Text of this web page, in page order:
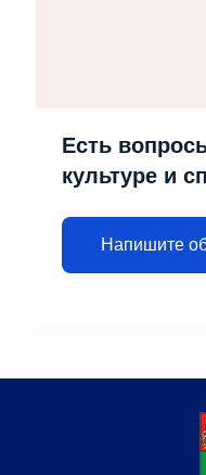
Есть
культуре и
Напишите